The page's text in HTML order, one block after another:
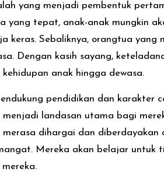
yang menjadi pembentuk
yang tepat, anak-anak mungkin
keras. Sebaliknya, orangtua
Dengan kasih sayang,
anak hingga dewasa.
pendidikan dan karakter
landasan utama bagi
dihargai dan
Mereka akan belajar